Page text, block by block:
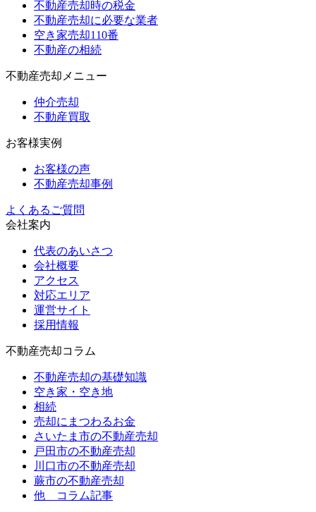
不動産売却時の税金
不動産売却に必要な業者
空き家売却110番
不動産の相続
不動産売却メニュー
仲介売却
不動産買取
お客様実例
お客様の声
不動産売却事例
よくあるご質問
会社案内
代表のあいさつ
会社概要
アクセス
対応エリア
運営サイト
採用情報
不動産売却コラム
不動産売却の基礎知識
空き家・空き地
相続
売却にまつわるお金
さいたま市の不動産売却
戸田市の不動産売却
川口市の不動産売却
蕨市の不動産売却
他 コラム記事